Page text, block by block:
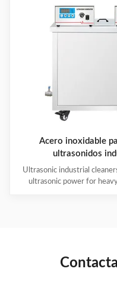
Acero inoxidable
ultrasonidos
Ultrasonic industrial
ultrasonic power for
widely used in engine
ultrasonic cleaning